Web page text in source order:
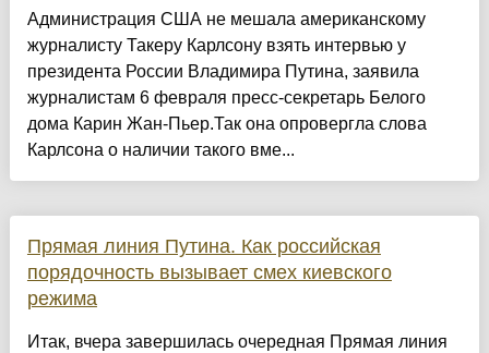
Администрация США не мешала американскому
журналисту Такеру Карлсону взять интервью у
президента России Владимира Путина, заявила
журналистам 6 февраля пресс-секретарь Белого
дома Карин Жан-Пьер.Так она опровергла слова
Карлсона о наличии такого вме...
Прямая линия Путина. Как российская
порядочность вызывает смех киевского
режима
Итак, вчера завершилась очередная Прямая линия